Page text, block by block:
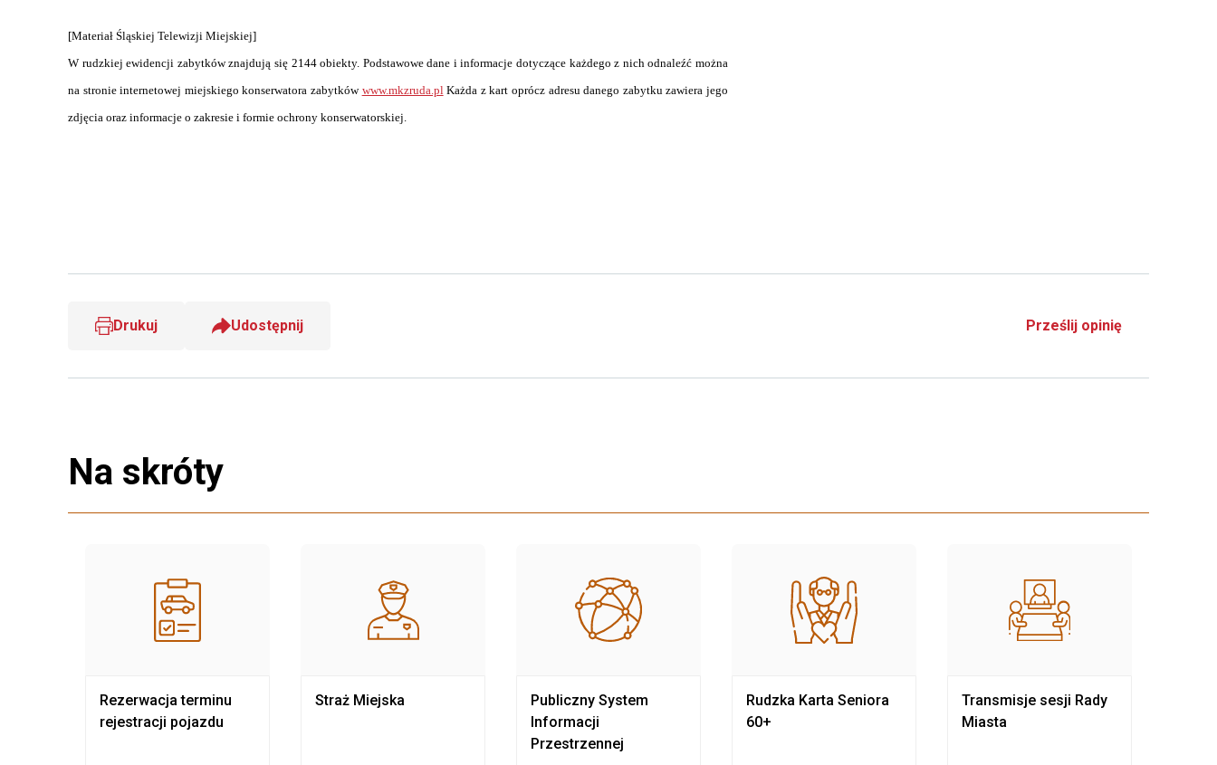
[Materiał Śląskiej Telewizji Miejskiej]
W rudzkiej ewidencji zabytków znajdują się 2144 obiekty. Podstawowe dane i informacje dotyczące każdego z nich odnaleźć można
na stronie internetowej miejskiego konserwatora zabytków www.mkzruda.plKażda z kart oprócz adresu danego zabytku zawiera jego
zdjęcia oraz informacje o zakresie i formie ochrony konserwatorskiej.
Drukuj Udostępnij Prześlij opinię
Na skróty
Rezerwacja terminu
rejestracji pojazdu
Straż Miejska
Publiczny System
Informacji
Przestrzennej
Rudzka Karta Seniora
60+
Transmisje sesji Rady
Miasta